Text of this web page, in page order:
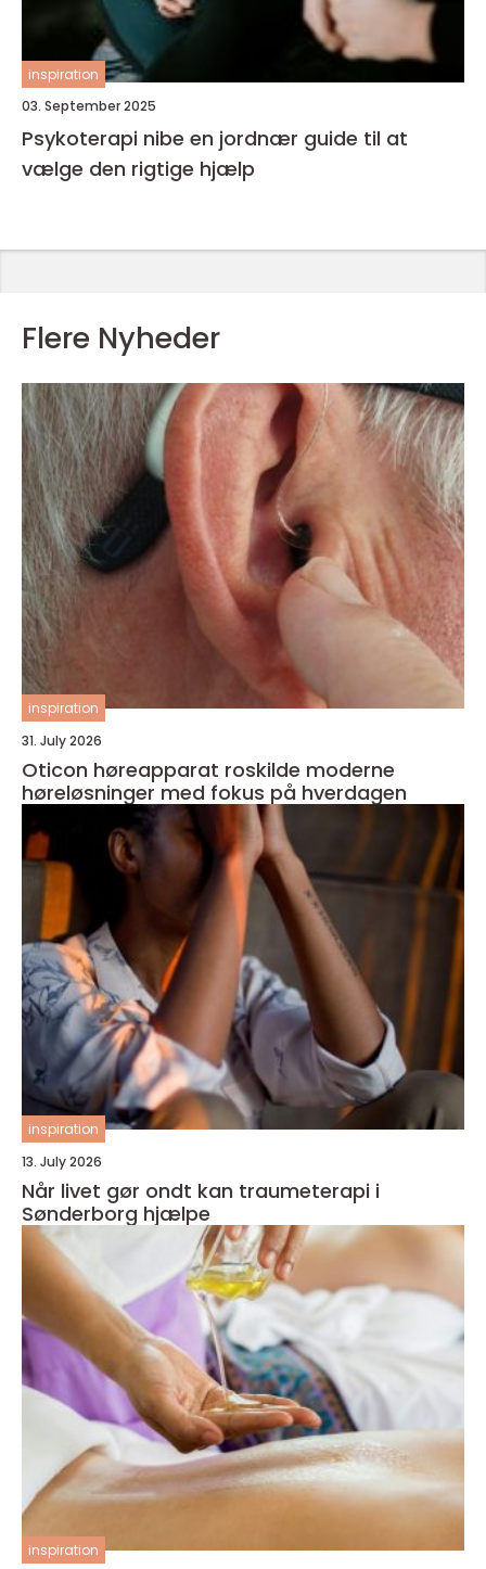
inspiration
03. September 2025
Psykoterapi nibe en jordnær guide til at
vælge den rigtige hjælp
Flere Nyheder
inspiration
31. July 2026
Oticon høreapparat roskilde moderne
høreløsninger med fokus på hverdagen
inspiration
13. July 2026
Når livet gør ondt kan traumeterapi i
Sønderborg hjælpe
inspiration